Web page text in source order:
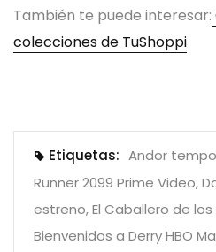
También te puede interesar:
colecciones de TuShoppi
Etiquetas: Andor
Runner 2099 Prime Video,
estreno,El Caballero de los
Bienvenidos a Derry HBO